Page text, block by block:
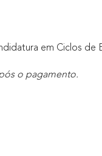
em Ciclos de
o pagamento.